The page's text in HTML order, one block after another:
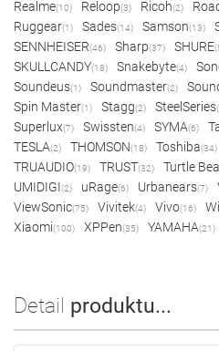
Realme(10) Reloop(3) Ricoh(2)
Ruggear(1) Sades(14) Samson(13)
SENNHEISER(46) Sharp(37) SHURE
SKULLCANDY(18) Snakebyte(4)
Soundeus(1) Soundmaster(2)
Spin Master(1) Stagg(2) SteelSeries
Superlux(7) Swissten(4) SYMA(6)
TESLA(2) THOMSON(18) Toshiba(34)
TRUAUDIO(19) TRUST(32) Turtle
UMIDIGI(2) uRage(6) Urbanears(7)
ViewSonic(75) Vivitek(4) Vivo(16)
Xiaomi(100) XPPen(35) YAMAHA(21)
Detail produktu...